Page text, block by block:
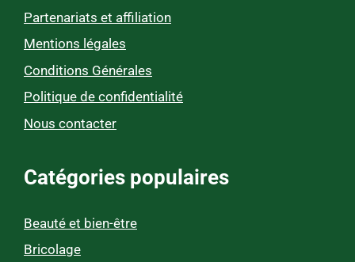
Partenariats et affiliation
Mentions légales
Conditions Générales
Politique de confidentialité
Nous contacter
Catégories populaires
Beauté et bien-être
Bricolage